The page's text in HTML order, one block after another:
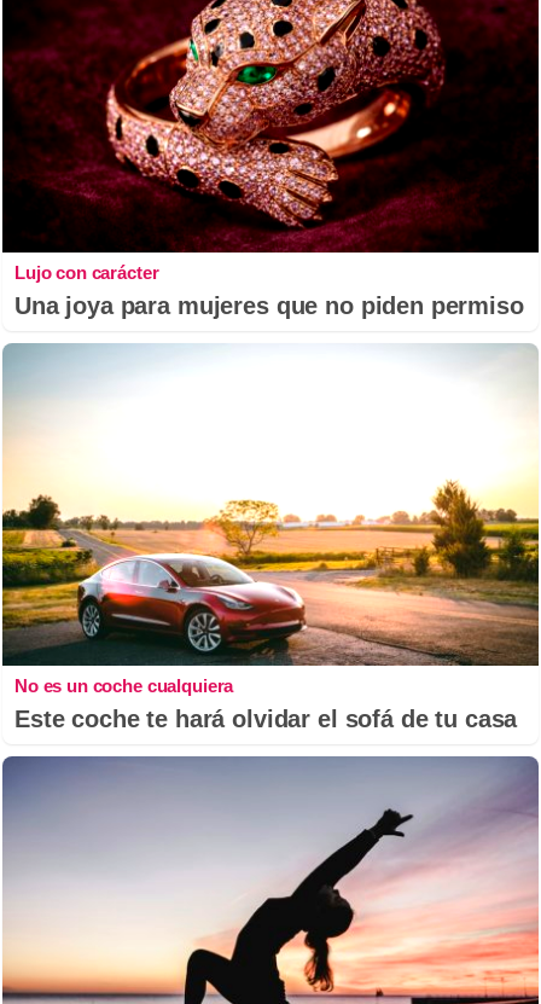
Lujo con carácter
Una joya para mujeres que no piden permiso
No es un coche cualquiera
Este coche te hará olvidar el sofá de tu casa